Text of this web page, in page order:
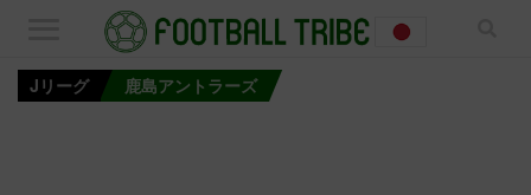
Jリーグ 鹿島アントラーズ